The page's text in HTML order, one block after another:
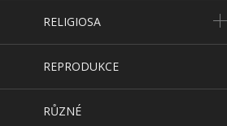
RELIGIOSA
REPRODUKCE
RŮZNÉ